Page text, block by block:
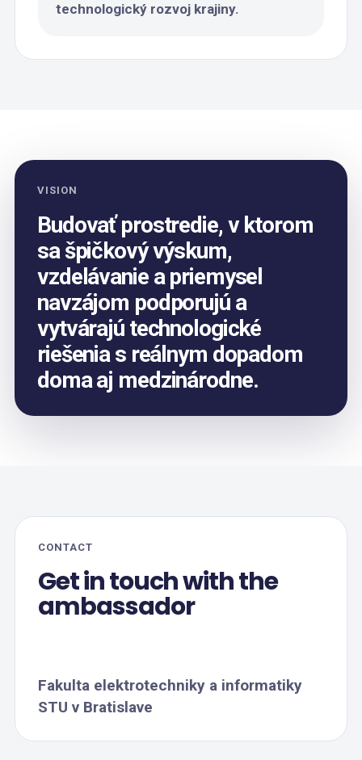
technologický rozvoj krajiny.
VISION
Budovať prostredie, v ktorom
sa špičkový výskum,
vzdelávanie a priemysel
navzájom podporujú a
vytvárajú technologické
riešenia s reálnym dopadom
doma aj medzinárodne.
CONTACT
Get in touch with the
ambassador
Fakulta elektrotechniky a informatiky
STU v Bratislave